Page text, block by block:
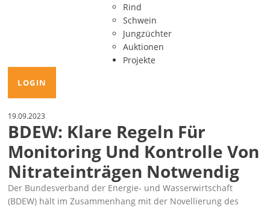
Rind
Schwein
Jungzüchter
Auktionen
Projekte
LOGIN
19.09.2023
BDEW: Klare Regeln Für
Monitoring Und Kontrolle Von
Nitrateinträgen Notwendig
Der Bundesverband der Energie- und Wasserwirtschaft
(BDEW) hält im Zusammenhang mit der Novellierung des